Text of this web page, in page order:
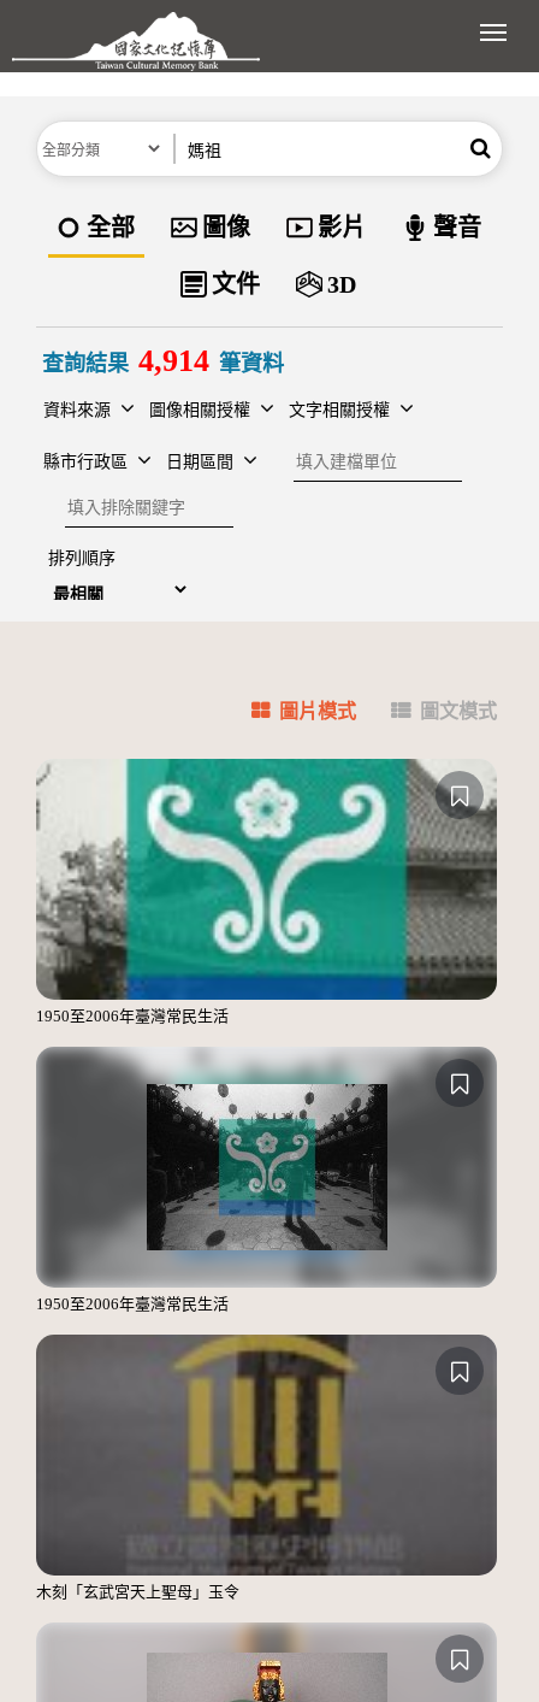
跳到主要內容區塊
展
分類 搜尋
資料類型
全部 圖像 影片 聲音
文件 3D
查詢結果 4,914 筆資料
資料來源 圖像相關授權 文字相關授權
縣市行政區 日期區間
建檔單位
排除關鍵字
排列順序
圖片模式 圖文模式
1950至2006年臺灣常民生活
1950至2006年臺灣常民生活
木刻「玄武宮天上聖母」玉令